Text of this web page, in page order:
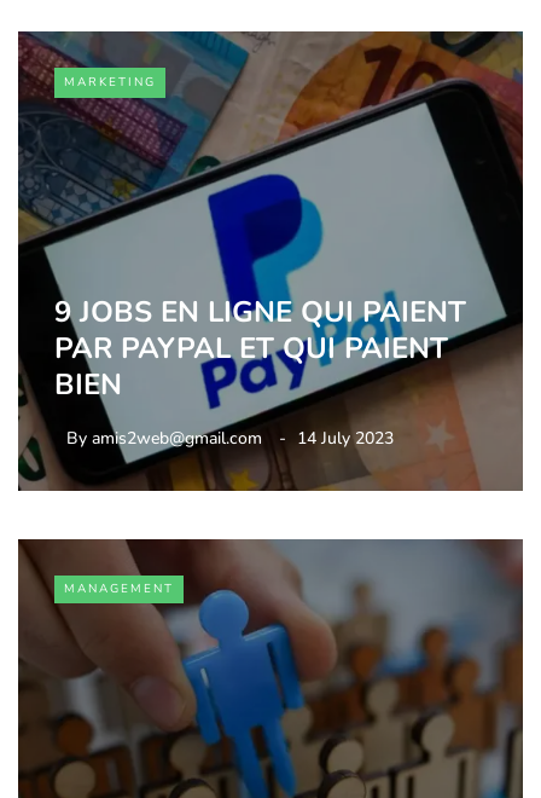
MARKETING
9 JOBS EN LIGNE QUI PAIENT
PAR PAYPAL ET QUI PAIENT
BIEN
By amis2web@gmail.com 14 July 2023
MANAGEMENT